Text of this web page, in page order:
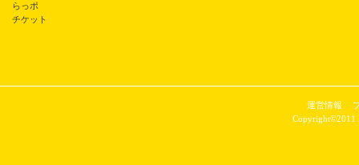
らっポ
チケット
運営情報
Copyright©2011